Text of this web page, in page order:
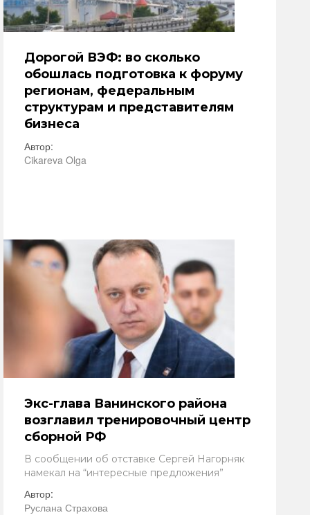
Дорогой ВЭФ: во сколько
обошлась подготовка к форуму
регионам, федеральным
структурам и представителям
бизнеса
Автор:
Cikareva Olga
Экс-глава Ванинского района
возглавил тренировочный центр
сборной РФ
В сообщении об отставке Сергей Нагорняк
намекал на “интересные предложения”
Автор:
Руслана Страхова